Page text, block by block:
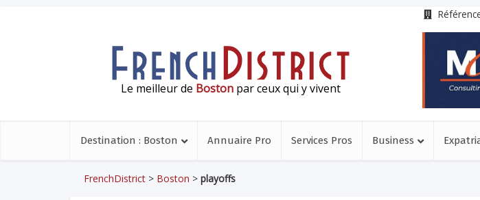
Le meilleur de Boston par ceux qui y vivent
Destination : Boston Annuaire Pro Services Pros Business
FrenchDistrict > Boston > playoffs